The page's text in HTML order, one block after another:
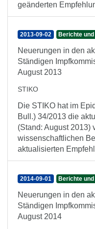
geänderten
2013-09-02 Berichte
Neuerungen in den
Ständigen
August 2013
STIKO
Die STIKO hat im
Bull.) 34/2013 die
(Stand: August 2013)
wissenschaftlichen
aktualisierten
2014-09-01 Berichte
Neuerungen in den
Ständigen
August 2014